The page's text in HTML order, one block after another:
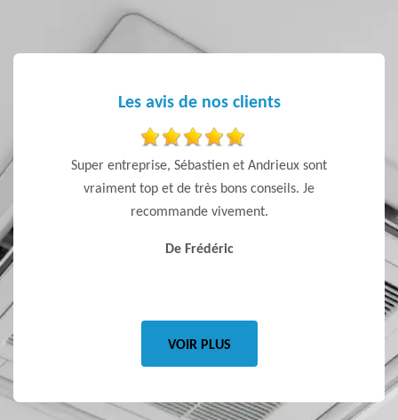
Les avis de nos clients
Super entreprise, Sébastien et Andrieux sont
vraiment top et de très bons conseils. Je
recommande vivement.
De Frédéric
pas
qui
VOIR PLUS